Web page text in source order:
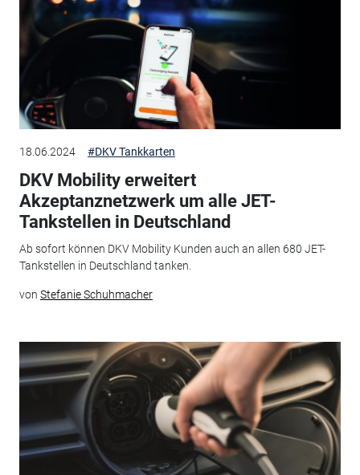
18.06.2024 #DKV Tankkarten
DKV Mobility erweitert
Akzeptanznetzwerk um alle JET-
Tankstellen in Deutschland
Ab sofort können DKV Mobility Kunden auch an allen 680 JET-
Tankstellen in Deutschland tanken.
von Stefanie Schuhmacher